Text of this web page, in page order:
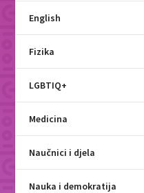
English
Fizika
LGBTIQ+
Medicina
Naučnici i djela
Nauka i demokratija